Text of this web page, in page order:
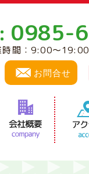
0985-
時間：9:00～
お問合せ